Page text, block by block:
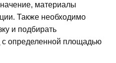
материалы
Также необходимо
и подбирать
с определенной площадью